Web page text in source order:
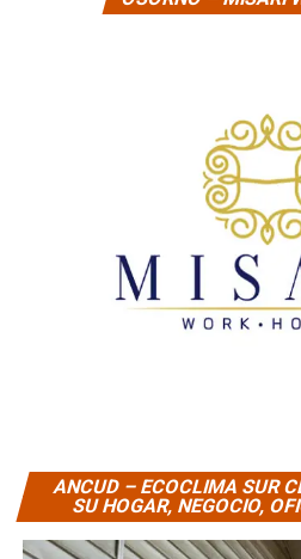
ANCUD – ECOCLIMA SUR
SU HOGAR, NEGOCIO,